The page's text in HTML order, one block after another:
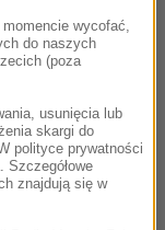
37 osób, a
niewiele
samych
- z 408 do 207.
skutkach" -
wycofać,
do naszych
(poza
usunięcia lub
skargi do
polityce prywatności
Szczegółowe
znajdują się w